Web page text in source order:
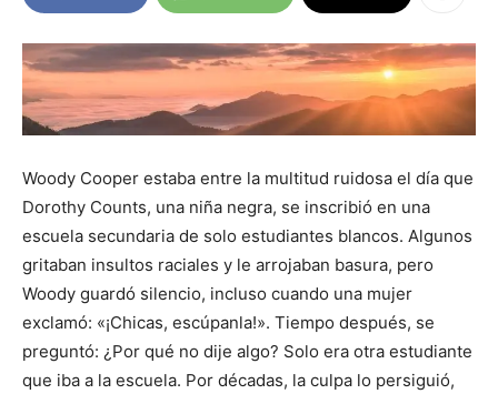
Woody Cooper estaba entre la multitud ruidosa el día que
Dorothy Counts, una niña negra, se inscribió en una
escuela secundaria de solo estudiantes blancos. Algunos
gritaban insultos raciales y le arrojaban basura, pero
Woody guardó silencio, incluso cuando una mujer
exclamó: «¡Chicas, escúpanla!». Tiempo después, se
preguntó: ¿Por qué no dije algo? Solo era otra estudiante
que iba a la escuela. Por décadas, la culpa lo persiguió,